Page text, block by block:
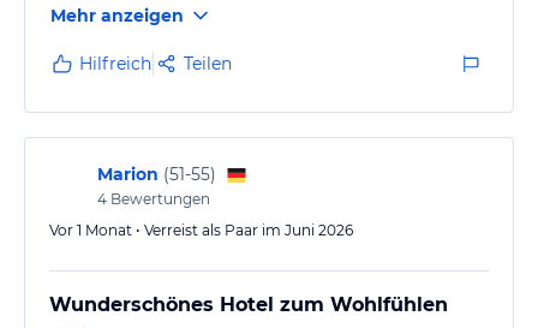
wohl.
Mehr anzeigen
Hilfreich Teilen
Marion (51-55)
4 Bewertungen
Vor 1 Monat • Verreist als Paar im Juni 2026
Wunderschönes Hotel zum Wohlfühlen